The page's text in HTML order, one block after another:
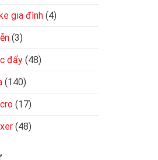
gia đình (4)
(3)
đẩy (48)
(140)
(17)
(48)